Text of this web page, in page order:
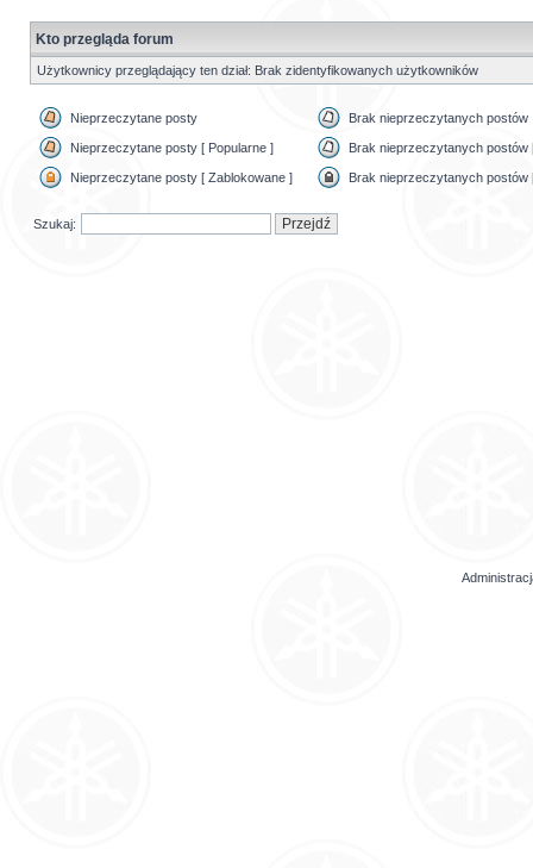
Kto przegląda forum
Użytkownicy przeglądający ten dział: Brak zidentyfikowanych użytkowników
Nieprzeczytane posty Brak nieprzeczytanych postów
Nieprzeczytane posty [ Popularne ] Brak nieprzeczytanych postów
Nieprzeczytane posty [ Zablokowane ] Brak nieprzeczytanych postów
Szukaj: